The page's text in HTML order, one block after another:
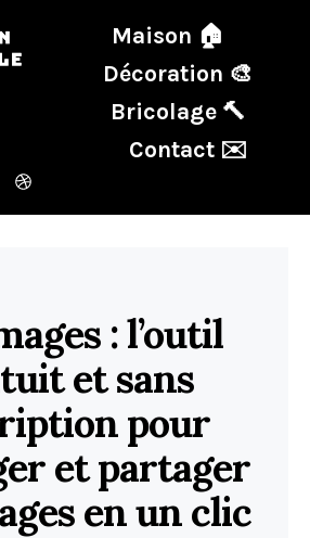
Maison 🏠
Décoration 🎨
Bricolage 🔨
Contact ✉️
: l’outil
et sans
pour
et partager
en un clic